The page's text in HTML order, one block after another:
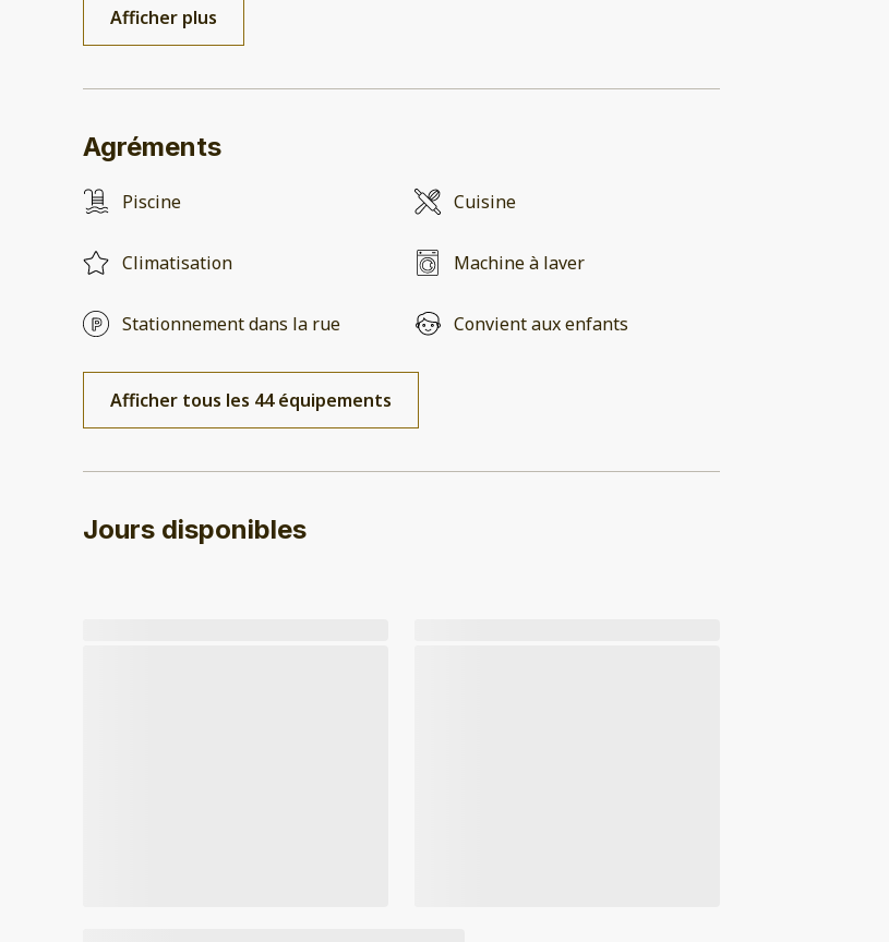
Afficher plus
Agréments
Piscine Cuisine
Climatisation Machine à laver
Stationnement dans la rue Convient aux enfants
Afficher tous les 44 équipements
Jours disponibles